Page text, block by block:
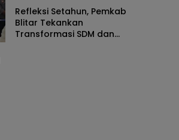
Refleksi Setahun, Pemkab
Blitar Tekankan
Transformasi SDM dan